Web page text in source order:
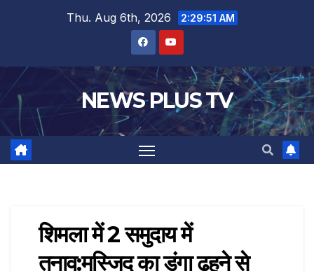
Thu. Aug 6th, 2026 2:29:52 AM
NEWS PLUS TV
शिमला में 2 समुदाय में
तनाव:मस्जिद का डंगा ढहने से